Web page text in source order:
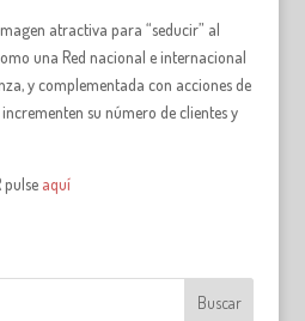
atractiva para “seducir” al
una Red nacional e internacional
y complementada con acciones de
su número de clientes y
pulse aquí